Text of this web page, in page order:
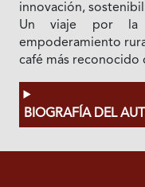
innovación,
Un viaje por la
empoderamiento
café más reconocido
BIOGRAFÍA DEL